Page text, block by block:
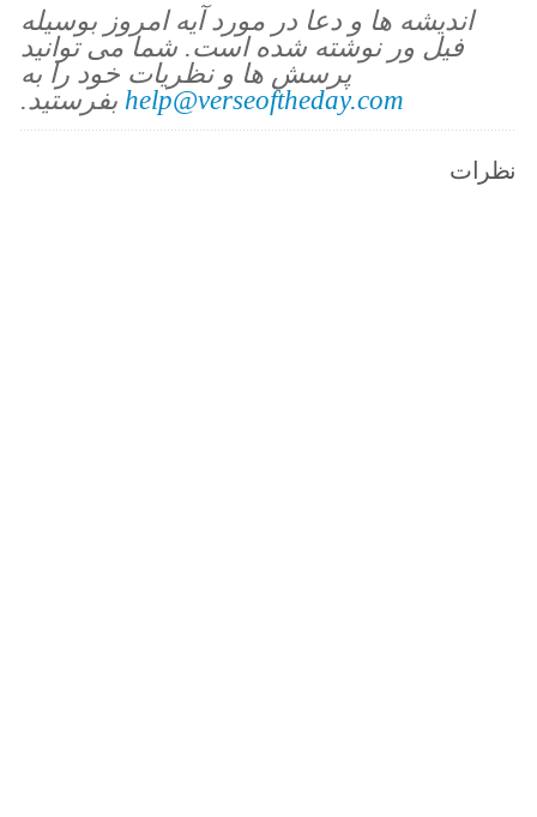
اندیشه ها و دعا در مورد آیه امروز بوسیله
فیل ور نوشته شده است. شما می توانید
پرسش ها و نظریات خود را به
help@verseoftheday.com بفرستید.
نظرات